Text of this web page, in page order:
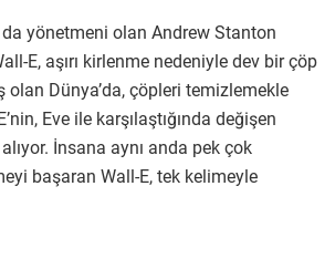
da yönetmeni olan Andrew Stanton
E, aşırı kirlenme nedeniyle dev bir çöp
olan Dünya’da, çöpleri temizlemekle
Eve ile karşılaştığında değişen
İnsana aynı anda pek çok
başaran Wall-E, tek kelimeyle